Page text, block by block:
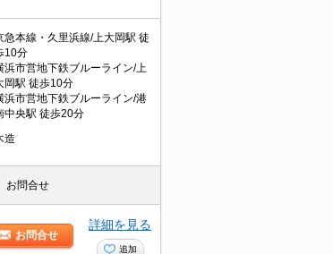
急本線・久里浜線/上大岡駅 徒
10分
浜市営地下鉄ブルーライン/上
岡駅 徒歩10分
浜市営地下鉄ブルーライン/港
中央駅 徒歩20分
造
お問合せ
お問合せ
詳細を見る
追加